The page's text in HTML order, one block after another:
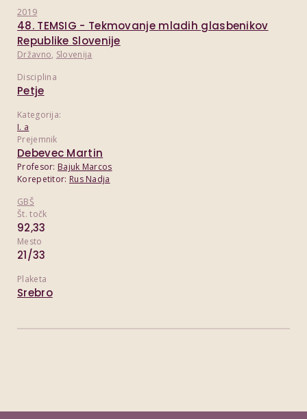
2019
48. TEMSIG - Tekmovanje mladih glasbenikov
Republike Slovenije
Državno, Slovenija
Disciplina
Petje
Kategorija:
I. a
Prejemnik
Debevec Martin
Profesor: Bajuk Marcos
Korepetitor: Rus Nadja
GBŠ
Št. točk
92,33
Mesto
21/33
Plaketa
Srebro